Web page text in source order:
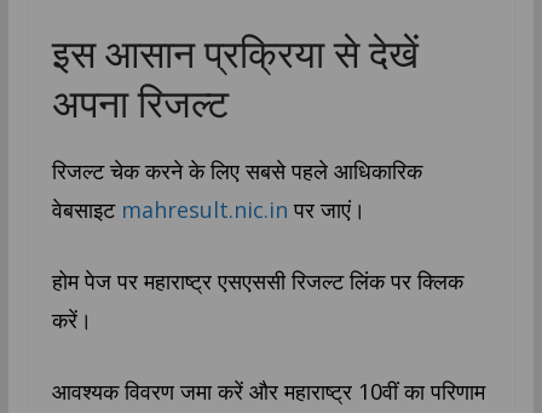
इस आसान प्रक्रिया से देखें
अपना रिजल्ट
रिजल्ट चेक करने के लिए सबसे पहले आधिकारिक
वेबसाइट mahresult.nic.in पर जाएं।
होम पेज पर महाराष्ट्र एसएससी रिजल्ट लिंक पर क्लिक
करें।
आवश्यक विवरण जमा करें और महाराष्ट्र 10वीं का परिणाम